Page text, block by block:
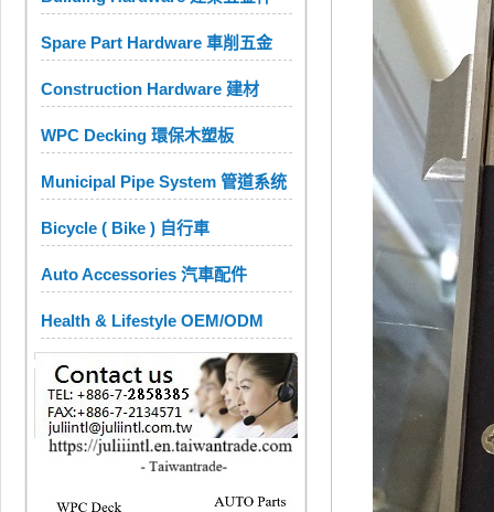
Spare Part Hardware 車削五金
Construction Hardware 建材
WPC Decking 環保木塑板
Municipal Pipe System 管道系统
Bicycle ( Bike ) 自行車
Auto Accessories 汽車配件
Health & Lifestyle OEM/ODM